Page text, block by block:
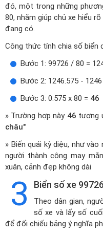
đó, một trong những
80, nhằm giúp chủ xe hiểu
đang có.
Công thức tính chia số biển
Bước 1: 99726 / 80 =
Bước 2: 1246.575 -
Bước 3: 0.575 x 80 = 46
» Trường hợp này 46 tương
châu"
» Biến quái kỳ diệu, như
người thành công may
xuân, cảnh đẹp không dài
3 Biển số xe
Theo dân gian,
số xe và lấy số
để đối chiếu bảng ý nghĩa